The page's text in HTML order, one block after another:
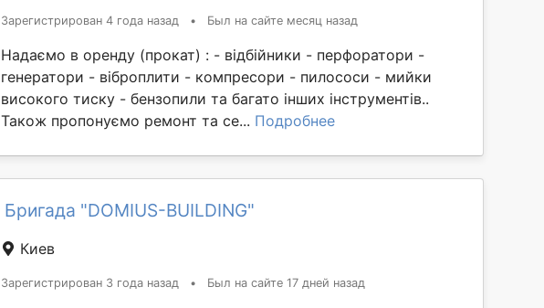
Зарегистрирован 4 года назад • Был на сайте месяц назад
Надаємо в оренду (прокат) : - відбійники - перфоратори -
генератори - віброплити - компресори - пилососи - мийки
високого тиску - бензопили та багато інших інструментів..
Також пропонуємо ремонт та се... Подробнее
Бригада "DOMIUS-BUILDING"
Киев
Зарегистрирован 3 года назад • Был на сайте 17 дней назад